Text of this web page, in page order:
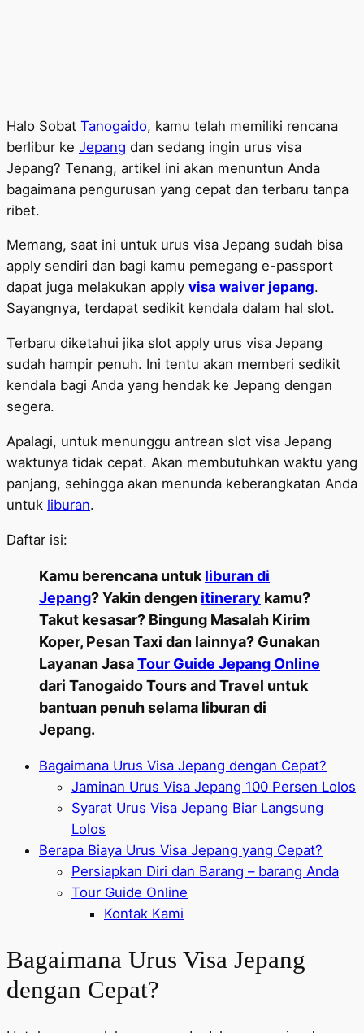
Halo Sobat Tanogaido, kamu telah memiliki rencana
berlibur ke Jepang dan sedang ingin urus visa
Jepang? Tenang, artikel ini akan menuntun Anda
bagaimana pengurusan yang cepat dan terbaru tanpa
ribet.
Memang, saat ini untuk urus visa Jepang sudah bisa
apply sendiri dan bagi kamu pemegang e-passport
dapat juga melakukan apply visa waiver jepang.
Sayangnya, terdapat sedikit kendala dalam hal slot.
Terbaru diketahui jika slot apply urus visa Jepang
sudah hampir penuh. Ini tentu akan memberi sedikit
kendala bagi Anda yang hendak ke Jepang dengan
segera.
Apalagi, untuk menunggu antrean slot visa Jepang
waktunya tidak cepat. Akan membutuhkan waktu yang
panjang, sehingga akan menunda keberangkatan Anda
untuk liburan.
Daftar isi:
Kamu berencana untuk liburan di
Jepang? Yakin dengen itinerary kamu?
Takut kesasar? Bingung Masalah Kirim
Koper, Pesan Taxi dan lainnya? Gunakan
Layanan JasaTour Guide Jepang Online
dari Tanogaido Tours and Travel untuk
bantuan penuh selama liburan di
Jepang.
Bagaimana Urus Visa Jepang dengan Cepat?
Jaminan Urus Visa Jepang 100 Persen Lolos
Syarat Urus Visa Jepang Biar Langsung
Lolos
Berapa Biaya Urus Visa Jepang yang Cepat?
Persiapkan Diri dan Barang – barang Anda
Tour Guide Online
Kontak Kami
Bagaimana Urus Visa Jepang
dengan Cepat?